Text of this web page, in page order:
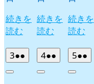
続きを
読む
続きを
読む
続きを
読む
32026
年
●●
件
Close
42026
年
●●
件
Close
52026
年
●●
件
Close